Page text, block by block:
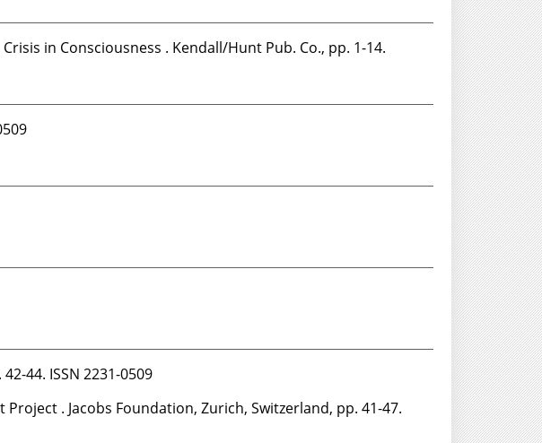
in Consciousness . Kendall/Hunt Pub. Co., pp. 1-14.
42-44. ISSN 2231-0509
Project . Jacobs Foundation, Zurich, Switzerland, pp. 41-47.